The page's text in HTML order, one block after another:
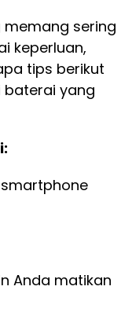
memang sering
keperluan,
tips berikut
baterai yang
smartphone
Anda matikan